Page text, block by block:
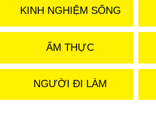
KINH NGHIỆM SỐNG
ẨM THỰC
NGƯỜI ĐI LÀM